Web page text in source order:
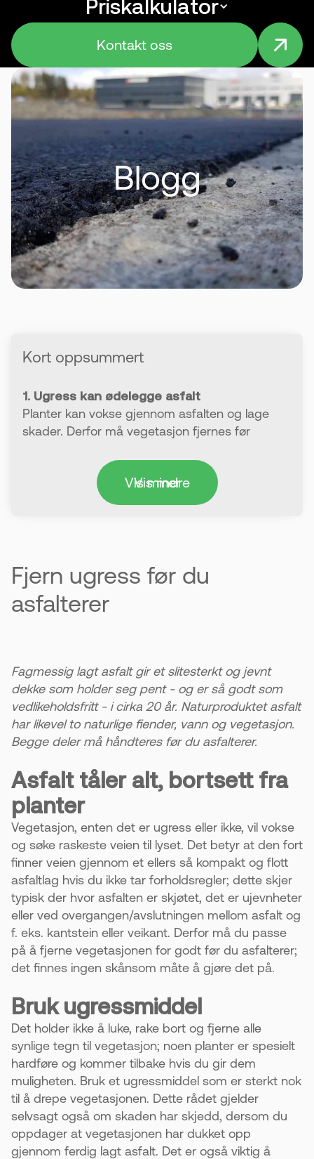
Menu
Priskalkulator
Kontakt oss
Blogg
Kort oppsummert
1. Ugress kan ødelegge asfalt
Planter kan vokse gjennom asfalten og lage
skader. Derfor må vegetasjon fjernes før
2. Vann og planter er asfaltens største
3. Det holder ikke å bare luke
Noen planter vokser tilbake selv om du fjerner
dem. Derfor må du bruke sterkere metoder.
Dette hindrer at ugress kommer tilbake.
5. Riktig grunnarbeid forebygger problemer
Grunnen må også håndtere vann riktig. Fagfolk
som Øst Asfalt sørger for et varig resultat.
Vis mer
Vis mindre
Fjern ugress før du
asfalterer
Fagmessig lagt asfalt gir et slitesterkt og jevnt
dekke som holder seg pent - og er så godt som
vedlikeholdsfritt - i cirka 20 år. Naturproduktet asfalt
har likevel to naturlige fiender, vann og vegetasjon.
Begge deler må håndteres før du asfalterer.
Asfalt tåler alt, bortsett fra
planter
Vegetasjon, enten det er ugress eller ikke, vil vokse
og søke raskeste veien til lyset. Det betyr at den fort
finner veien gjennom et ellers så kompakt og flott
asfaltlag hvis du ikke tar forholdsregler; dette skjer
typisk der hvor asfalten er skjøtet, det er ujevnheter
eller ved overgangen/avslutningen mellom asfalt og
f. eks. kantstein eller veikant. Derfor må du passe
på å fjerne vegetasjonen for godt før du asfalterer;
det finnes ingen skånsom måte å gjøre det på.
Bruk ugressmiddel
Det holder ikke å luke, rake bort og fjerne alle
synlige tegn til vegetasjon; noen planter er spesielt
hardføre og kommer tilbake hvis du gir dem
muligheten. Bruk et ugressmiddel som er sterkt nok
til å drepe vegetasjonen. Dette rådet gjelder
selvsagt også om skaden har skjedd, dersom du
oppdager at vegetasjonen har dukket opp
gjennom ferdig lagt asfalt. Det er også viktig å